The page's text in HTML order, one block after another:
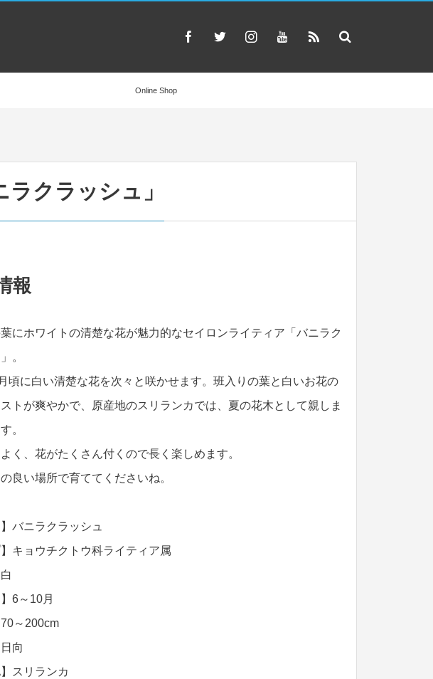
Online Shop
クラッシュ」
報
にホワイトの清楚な花が魅力的なセイロンライティア「バニラク
。
頃に白い清楚な花を次々と咲かせます。班入りの葉と白いお花の
トが爽やかで、原産地のスリランカでは、夏の花木として親しま
。
く、花がたくさん付くので長く楽しめます。
良い場所で育ててくださいね。
】バニラクラッシュ
】キョウチクトウ科ライティア属
】6～10月
70～200cm
向
】スリランカ